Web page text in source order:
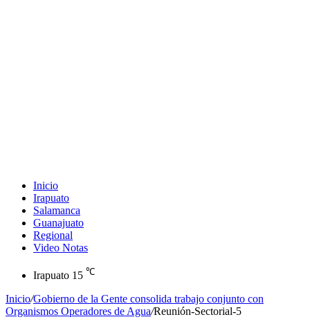
Inicio
Irapuato
Salamanca
Guanajuato
Regional
Video Notas
Irapuato 15 ℃
Inicio/Gobierno de la Gente consolida trabajo conjunto con
Organismos Operadores de Agua/Reunión-Sectorial-5